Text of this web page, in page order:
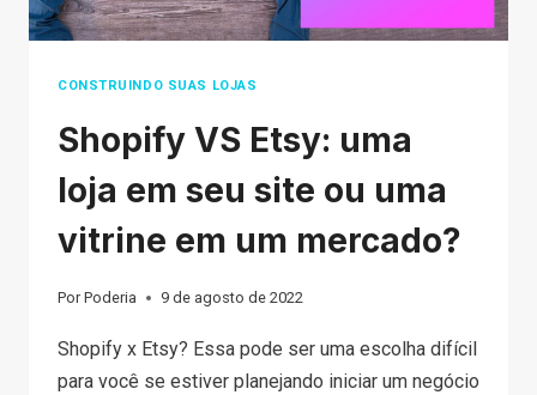
CONSTRUINDO SUAS LOJAS
Shopify VS Etsy: uma
loja em seu site ou uma
vitrine em um mercado?
Por Poderia 9 de agosto de 2022
Shopify x Etsy? Essa pode ser uma escolha difícil
para você se estiver planejando iniciar um negócio